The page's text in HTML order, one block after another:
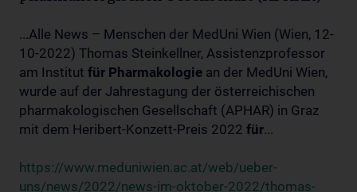
...Alle News – Menschen der MedUni Wien (Wien, 12-
10-2022) Thomas Steinkellner, Assistenzprofessor
am Institut für Pharmakologie an der MedUni Wien,
wurde auf der Jahrestagung der österreichischen
pharmakologischen Gesellschaft (APHAR) in Graz
mit dem Heribert-Konzett-Preis 2022 für...
https://www.meduniwien.ac.at/web/ueber-
uns/news/2022/news-im-oktober-2022/thomas-